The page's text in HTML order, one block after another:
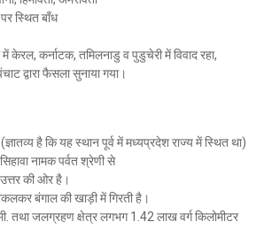
स्थित बाँध
कर्नाटक, तमिलनाडु व पुडुचेरी में विवाद रहा,
द्वारा फैसला सुनाया गया।
है कि यह स्थान पूर्व में मध्यप्रदेश राज्य में स्थित था)
नामक पर्वत श्रेणी से
उत्तर की ओर है।
बंगाल की खाड़ी में गिरती है।
तथा जलग्रहण क्षेत्र लगभग 1.42 लाख वर्ग किलोमीटर